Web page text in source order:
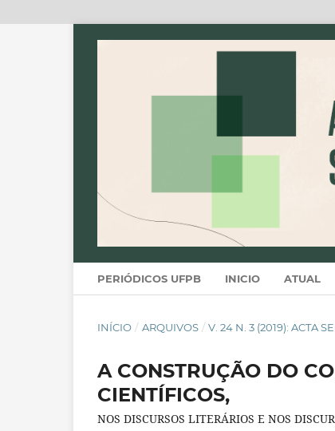
PERIÓDICOS UFPB INICIO ATUAL
INÍCIO / ARQUIVOS / V. 24 N. 3 (2019): ACTA
A CONSTRUÇÃO DO
CIENTÍFICOS,
NOS DISCURSOS LITERÁRIOS E NOS